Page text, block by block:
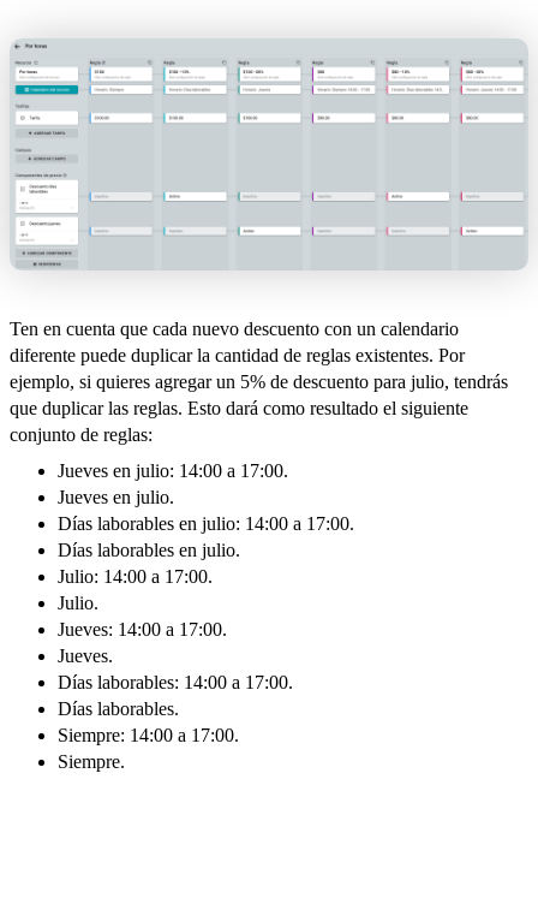
Ten en cuenta que cada nuevo descuento con un calendario
diferente puede duplicar la cantidad de reglas existentes. Por
ejemplo, si quieres agregar un 5% de descuento para julio, tendrás
que duplicar las reglas. Esto dará como resultado el siguiente
conjunto de reglas:
Jueves en julio: 14:00 a 17:00.
Jueves en julio.
Días laborables en julio: 14:00 a 17:00.
Días laborables en julio.
Julio: 14:00 a 17:00.
Julio.
Jueves: 14:00 a 17:00.
Jueves.
Días laborables: 14:00 a 17:00.
Días laborables.
Siempre: 14:00 a 17:00.
Siempre.